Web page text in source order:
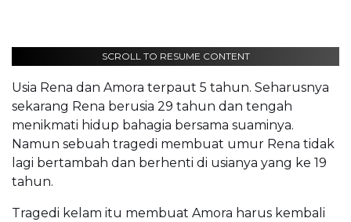
SCROLL TO RESUME CONTENT
Usia Rena dan Amora terpaut 5 tahun. Seharusnya
sekarang Rena berusia 29 tahun dan tengah
menikmati hidup bahagia bersama suaminya.
Namun sebuah tragedi membuat umur Rena tidak
lagi bertambah dan berhenti di usianya yang ke 19
tahun.
Tragedi kelam itu membuat Amora harus kembali